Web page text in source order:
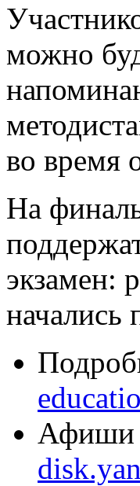
можно
во время
На
экзамен:
начались
Афиши